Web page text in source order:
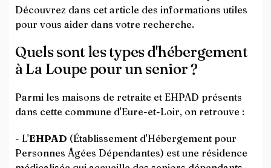
Découvrez dans cet article des informations utiles
pour vous aider dans votre recherche.
Quels sont les types d'hébergement
à La Loupe pour un senior ?
Parmi les maisons de retraite et EHPAD présents
dans cette commune d'Eure-et-Loir, on retrouve :
- L'EHPAD (Établissement d'Hébergement pour
Personnes Âgées Dépendantes) est une résidence